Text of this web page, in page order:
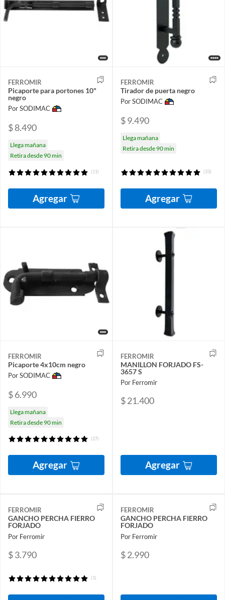
FERROMIR
Picaporte para portones 10"
negro
Por SODIMAC
$ 8.490
Llega mañana
Retira desde 90 min
(11)
Agregar
FERROMIR
Tirador de puerta negro
Por SODIMAC
$ 9.490
Llega mañana
Retira desde 90 min
(33)
Agregar
FERROMIR
Picaporte 4x10cm negro
Por SODIMAC
$ 6.990
Llega mañana
Retira desde 90 min
(27)
Agregar
FERROMIR
MANILLON FORJADO FS-
3657 S
Por Ferromir
$ 21.400
Agregar
FERROMIR
GANCHO PERCHA FIERRO
FORJADO
Por Ferromir
$ 3.790
(1)
FERROMIR
GANCHO PERCHA FIERRO
FORJADO
Por Ferromir
$ 2.990